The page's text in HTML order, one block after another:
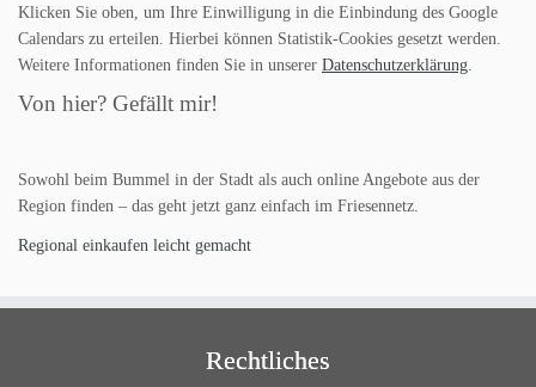
Klicken Sie oben, um Ihre Einwilligung in die Einbindung des Google
Calendars zu erteilen. Hierbei können Statistik-Cookies gesetzt werden.
Weitere Informationen finden Sie in unserer Datenschutzerklärung.
Von hier? Gefällt mir!
Sowohl beim Bummel in der Stadt als auch online Angebote aus der
Region finden – das geht jetzt ganz einfach im Friesennetz.
Regional einkaufen leicht gemacht
Rechtliches